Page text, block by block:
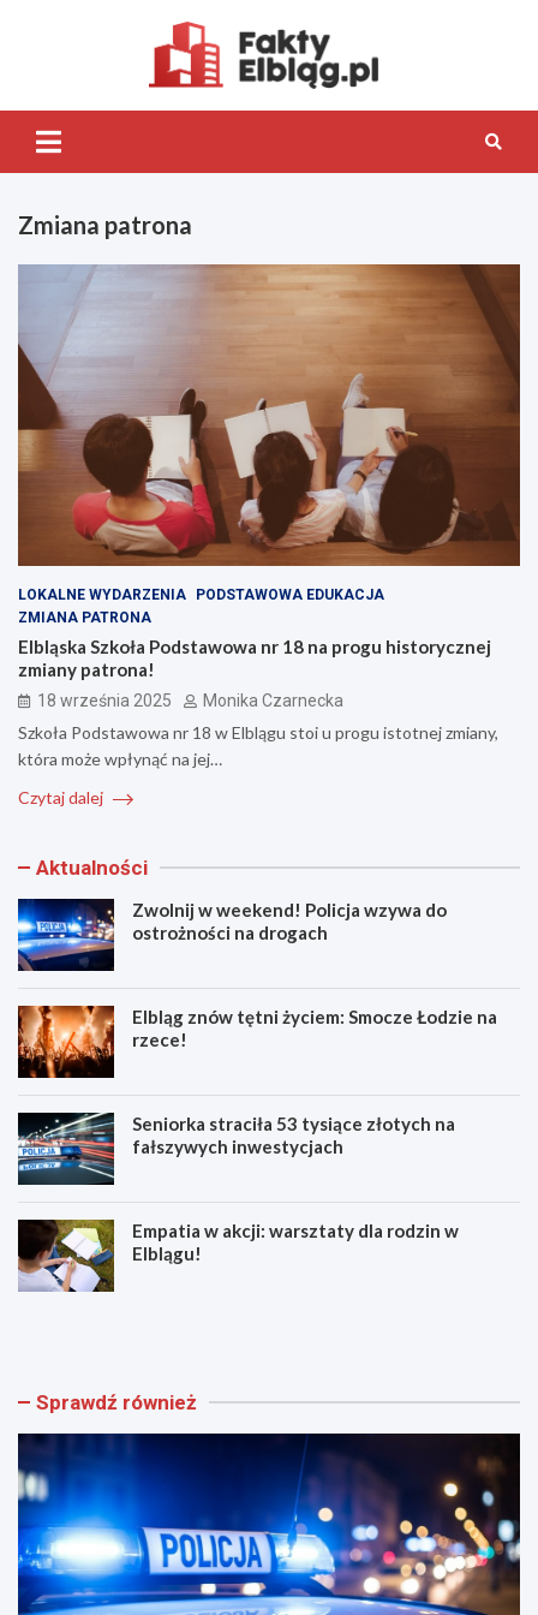
Zmiana patrona
LOKALNE WYDARZENIA
PODSTAWOWA EDUKACJA
ZMIANA PATRONA
Elbląska Szkoła Podstawowa nr 18 na progu historycznej
zmiany patrona!
18 września 2025 Monika Czarnecka
Szkoła Podstawowa nr 18 w Elblągu stoi u progu istotnej zmiany,
która może wpłynąć na jej…
Czytaj dalej
Aktualności
Zwolnij w weekend! Policja wzywa do
ostrożności na drogach
Elbląg znów tętni życiem: Smocze Łodzie na
rzece!
Seniorka straciła 53 tysiące złotych na
fałszywych inwestycjach
Empatia w akcji: warsztaty dla rodzin w
Elblągu!
Z
i
w
e
e
k
e
d
E
g
ó
w
t
ę
t
i
Sprawdź również